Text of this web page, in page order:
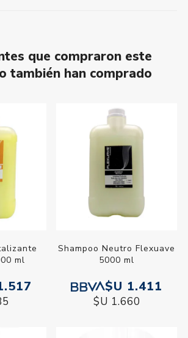
que compraron este
también han comprado
ml
Shampoo Neutro Flexuave
5000 ml
$U 1.411
$U 1.660